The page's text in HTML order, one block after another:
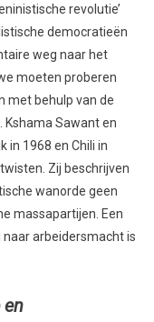
revolutie’
democratieën
weg naar het
moeten proberen
met behulp van de
Sawant en
in 1968 en Chili in
Zij beschrijven
wanorde geen
massapartijen. Een
arbeidersmacht is
en